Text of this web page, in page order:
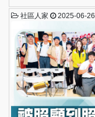
社區人家 2025-06-26